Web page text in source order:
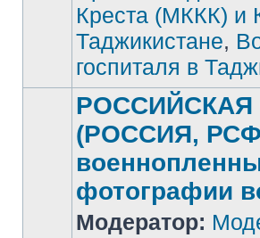
Креста (МККК) и
Таджикистане,
госпиталя в
(РОССИЯ,
фотографии
Модератор: